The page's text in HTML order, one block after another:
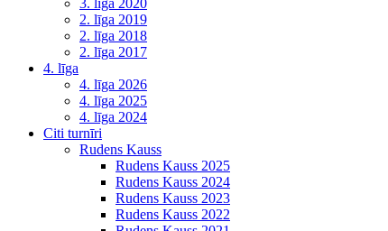
3. līga 2020
2. līga 2019
2. līga 2018
2. līga 2017
4. līga
4. līga 2026
4. līga 2025
4. līga 2024
Citi turnīri
Rudens Kauss
Rudens Kauss 2025
Rudens Kauss 2024
Rudens Kauss 2023
Rudens Kauss 2022